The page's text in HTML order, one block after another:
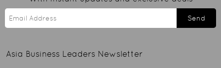
Send
Asia Business Leaders Newsletter